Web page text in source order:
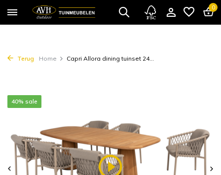
0
Terug Home Capri Allora dining tuinset 24...
40% sale